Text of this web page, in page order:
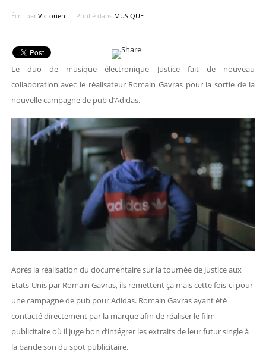
Écrit par Victorien Publié dans MUSIQUE
Le duo de musique électronique Justice fait de nouveau
collaboration avec le réalisateur Romain Gavras pour la sortie de la
nouvelle campagne de pub d’Adidas.
Après la réalisation du documentaire sur la tournée de Justice aux
Etats-Unis par Romain Gavras, ils remettent ça mais cette fois-ci pour
une campagne de pub pour Adidas. Romain Gavras ayant été
contacté directement par la marque afin de réaliser le film
publicitaire où il juge bon d’intégrer les extraits de leur futur single à
la bande son du spot publicitaire.